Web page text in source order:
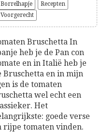
Borrelhapje
Recepten
Voorgerecht
Bruschetta In
heb je de Pan con
en in Italië heb je
Bruschetta en in mijn
is de tomaten
wel echt een
Het
goede verse
rijpe tomaten vinden.